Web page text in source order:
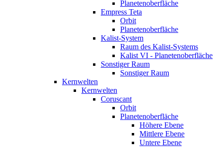
Planetenoberfläche
Empress Teta
Orbit
Planetenoberfläche
Kalist-System
Raum des Kalist-Systems
Kalist VI - Planetenoberfläche
Sonstiger Raum
Sonstiger Raum
Kernwelten
Kernwelten
Coruscant
Orbit
Planetenoberfläche
Höhere Ebene
Mittlere Ebene
Untere Ebene